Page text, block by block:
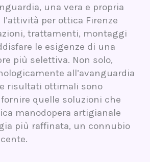
una vera e propria
l’attività per ottica Firenze
trattamenti, montaggi
le esigenze di una
più selettiva. Non solo,
all’avanguardia
risultati ottimali sono
quelle soluzioni che
manodopera artigianale
più raffinata, un connubio